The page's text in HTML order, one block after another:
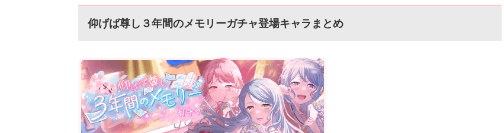
仰げば尊し３年間のメモリーガチャ登場キャラまとめ